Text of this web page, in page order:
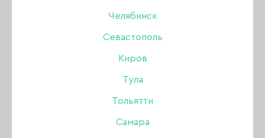
Челябинск
Севастополь
Киров
Тула
Тольятти
Самара
В наличии в интернет-магазине